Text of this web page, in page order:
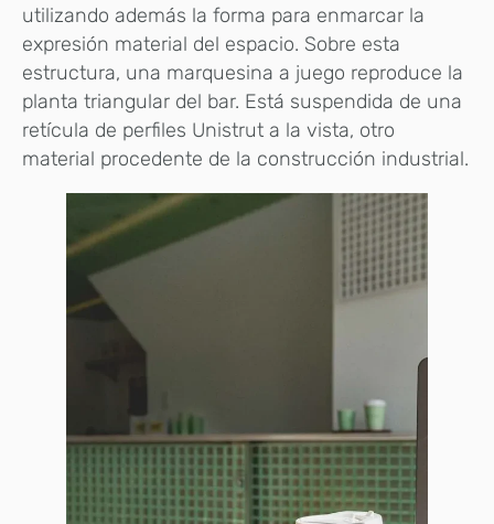
utilizando además la forma para enmarcar la
expresión material del espacio. Sobre esta
estructura, una marquesina a juego reproduce la
planta triangular del bar. Está suspendida de una
retícula de perfiles Unistrut a la vista, otro
material procedente de la construcción industrial.